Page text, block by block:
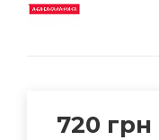
720 грн